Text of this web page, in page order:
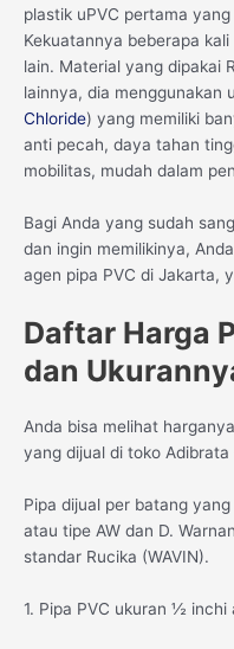
plastik uPVC pertama
Kekuatannya beberapa
lain. Material yang dipakai
lainnya, dia menggunakan
Chloride) yang memiliki
anti pecah, daya tahan
mobilitas, mudah dalam
Bagi Anda yang sudah
dan ingin memilikinya,
agen pipa PVC di Jakarta,
Daftar Harga
dan
Anda bisa melihat
yang dijual di toko Adibrata
Pipa dijual per batang
atau tipe AW dan D.
standar Rucika (WAVIN).
1. Pipa PVC ukuran ½ inchi